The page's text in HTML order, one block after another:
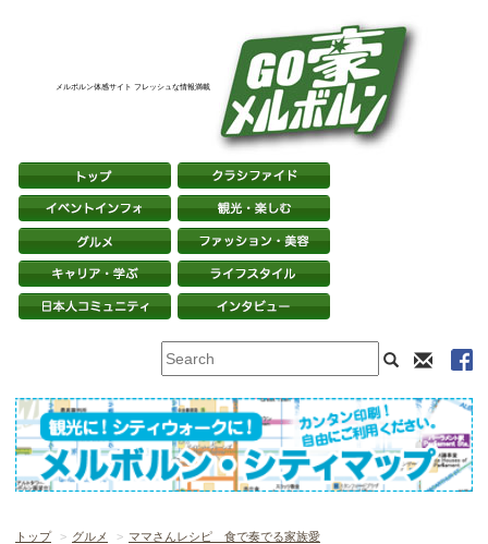
メルボルン体感サイト フレッシュな情報満載
トップ グルメ
ママさんレシピ 食で奏でる家族愛